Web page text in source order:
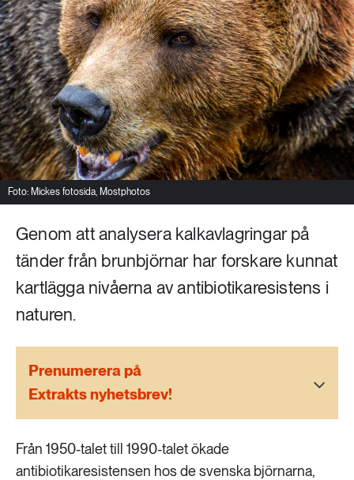
Mat & jordbruk
Skog
Social hållbarhet
Transport
Vatten
252 ARTIKLAR
Landsbygd
939 ARTIKLAR
Livsstil & konsumtion
612 ARTIKLAR
Mat & jordbruk
262 ARTIKLAR
360 ARTIKLAR
Social hållbarhet
Transport
473 ARTIKLAR
Foto: Mickes fotosida, Mostphotos
Genom att analysera kalkavlagringar på
tänder från brunbjörnar har forskare kunnat
kartlägga nivåerna av antibiotikaresistens i
naturen.
Prenumerera på
Extrakts nyhetsbrev!
Från 1950-talet till 1990-talet ökade
antibiotikaresistensen hos de svenska björnarna,